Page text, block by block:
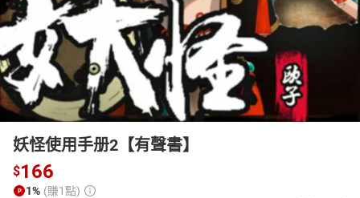
HOT
妖怪使用手册2【有聲書】
$166
1% (賺1點)